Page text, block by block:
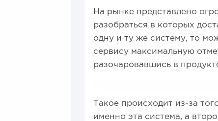
На рынке представлено
разобраться в которых
одну и ту же систему, то
сервису максимальную
разочаровавшись в
Такое происходит из-за
именно эта система, а